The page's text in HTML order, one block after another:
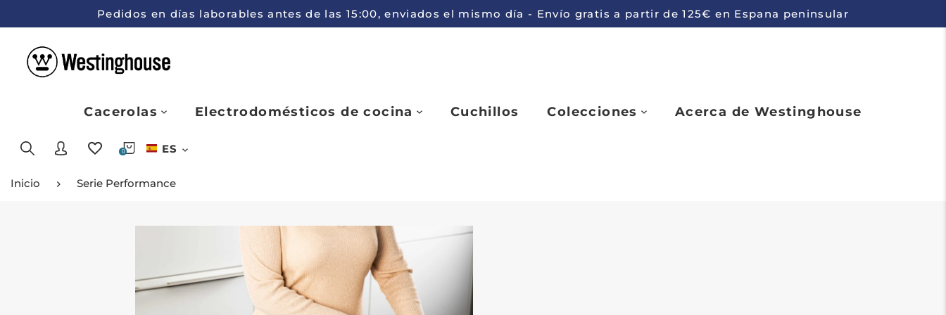
Pedidos en días laborables antes de las 15:00, enviados el mismo día - Envío gratis a partir de 125€ en Espana peninsular
Cacerolas Electrodomésticos de cocina Cuchillos Colecciones Acerca de Westinghouse
0 ES
Inicio Serie Performance